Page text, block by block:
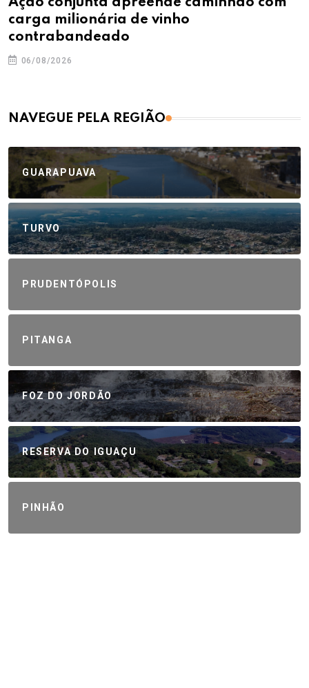
Ação conjunta apreende caminhão com
carga milionária de vinho
contrabandeado
06/08/2026
NAVEGUE PELA REGIÃO
GUARAPUAVA
TURVO
PRUDENTÓPOLIS
PITANGA
FOZ DO JORDÃO
RESERVA DO IGUAÇU
PINHÃO